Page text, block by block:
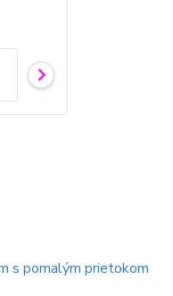
s pomalým prietokom